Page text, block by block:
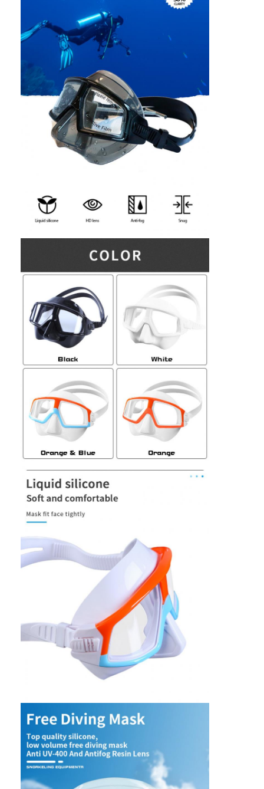
Σπίτι
Προϊόντα
Σχετικά με εμάς
Επισκεψή εργοστασίου
Έλεγχος ποιότητας
Επικοινωνήστε μαζί μας
Υποθέσεις
Μάσκα κατάδυσης για ενήλικες
Παιδικό κιτ κατάδυσης
Σετ μάσκας για καταδύσεις
Συσκευές κατάδυσης